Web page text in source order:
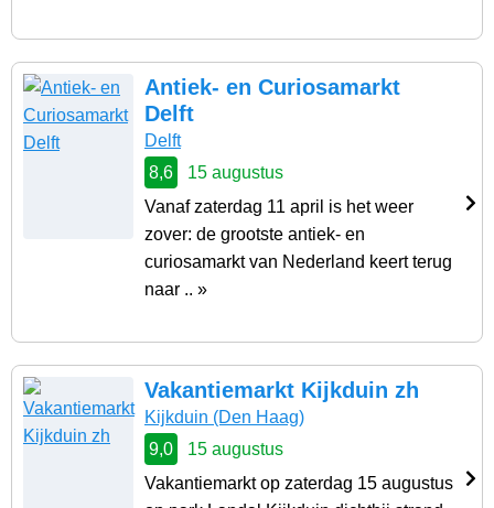
Antiek- en Curiosamarkt
Delft
Delft
8,6
15 augustus
Vanaf zaterdag 11 april is het weer
zover: de grootste antiek- en
curiosamarkt van Nederland keert terug
naar .. »
Vakantiemarkt Kijkduin zh
Kijkduin (Den Haag)
9,0
15 augustus
Vakantiemarkt op zaterdag 15 augustus